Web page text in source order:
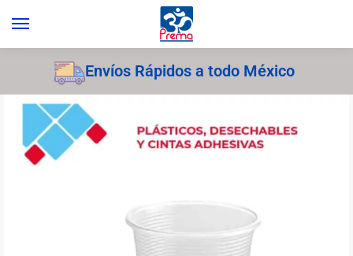
Envíos Rápidos a todo México